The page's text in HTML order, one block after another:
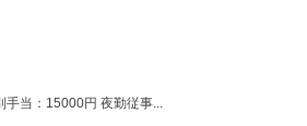
当：15000円 夜勤従事...